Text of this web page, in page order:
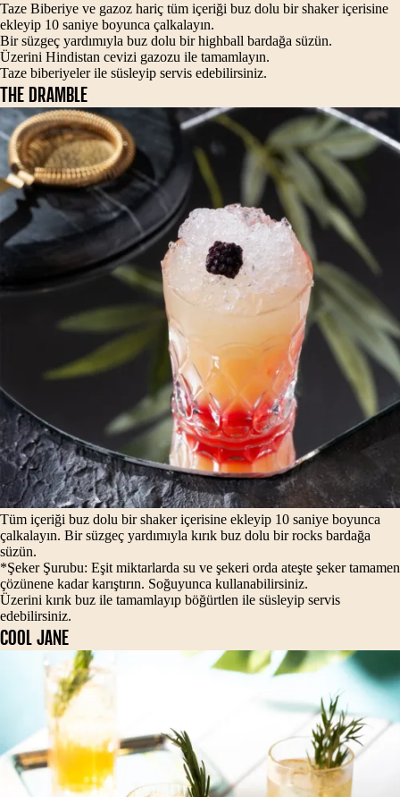
Taze Biberiye ve gazoz hariç tüm içeriği buz dolu bir shaker içerisine
ekleyip 10 saniye boyunca çalkalayın.
Bir süzgeç yardımıyla buz dolu bir highball bardağa süzün.
Üzerini Hindistan cevizi gazozu ile tamamlayın.
Taze biberiyeler ile süsleyip servis edebilirsiniz.
THE DRAMBLE
Tüm içeriği buz dolu bir shaker içerisine ekleyip 10 saniye boyunca
çalkalayın. Bir süzgeç yardımıyla kırık buz dolu bir rocks bardağa
süzün.
*Şeker Şurubu: Eşit miktarlarda su ve şekeri orda ateşte şeker tamamen
çözünene kadar karıştırın. Soğuyunca kullanabilirsiniz.
Üzerini kırık buz ile tamamlayıp böğürtlen ile süsleyip servis
edebilirsiniz.
COOL JANE